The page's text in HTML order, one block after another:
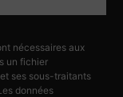
nécessaires aux
un fichier
ses sous-traitants
données